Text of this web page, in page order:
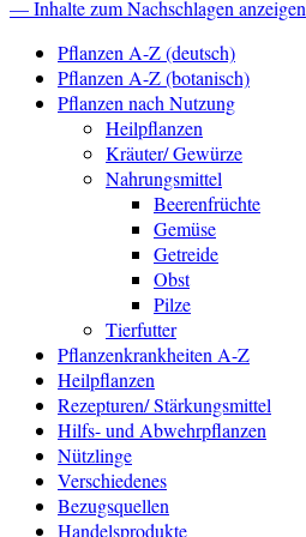
— Inhalte zum Nachschlagen anzeigen
Pflanzen A-Z (deutsch)
Pflanzen A-Z (botanisch)
Pflanzen nach Nutzung
Heilpflanzen
Kräuter/ Gewürze
Nahrungsmittel
Beerenfrüchte
Gemüse
Getreide
Obst
Pilze
Tierfutter
Pflanzenkrankheiten A-Z
Heilpflanzen
Rezepturen/ Stärkungsmittel
Hilfs- und Abwehrpflanzen
Nützlinge
Verschiedenes
Bezugsquellen
Handelsprodukte